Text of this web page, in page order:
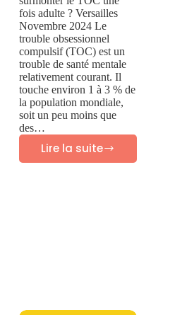
fois adulte ? Versailles
Novembre 2024 Le
trouble obsessionnel
compulsif (TOC) est un
trouble de santé mentale
relativement courant. Il
touche environ 1 à 3 % de
la population mondiale,
soit un peu moins que
des…
Lire la suite